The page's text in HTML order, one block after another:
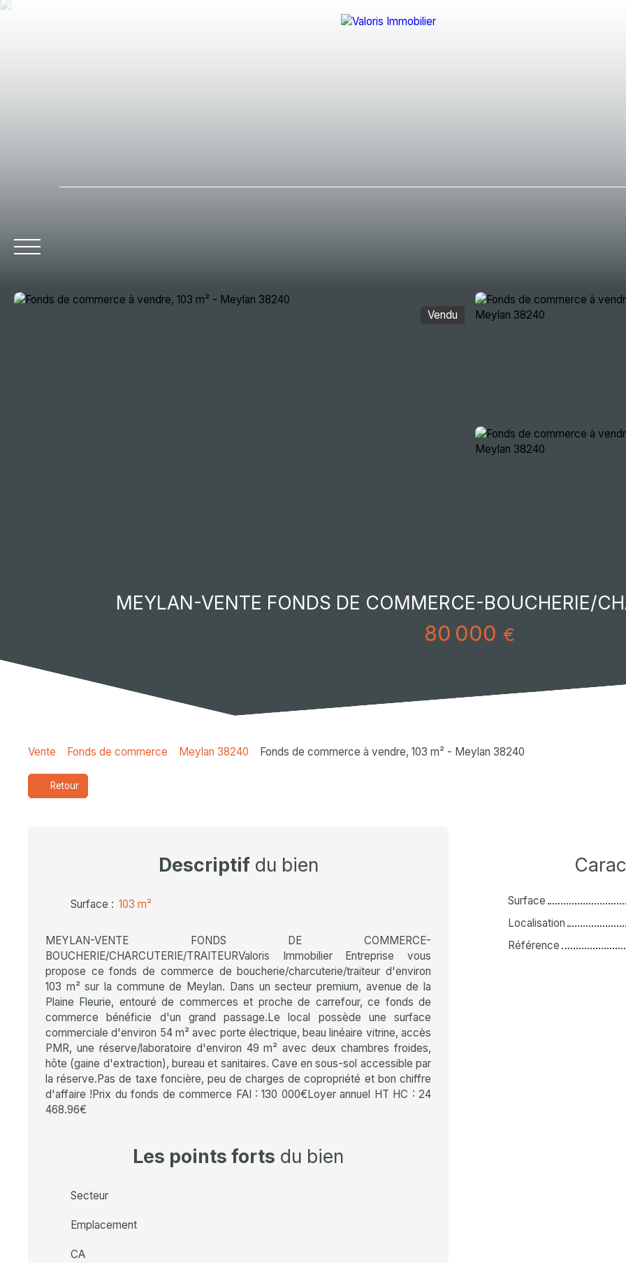
Immobilier d'entreprise Actualités
Vendu
MEYLAN-VENTE FONDS DE COMMERCE-BOUCHERIE/
80 000 €
Vente Fonds de commerce Meylan 38240 Fonds de commerce à vendre, 103 m² - Meylan 38240
Retour
Descriptifdu bien
Surface : 103 m²
MEYLAN-VENTE FONDS DE COMMERCE-
BOUCHERIE/CHARCUTERIE/TRAITEURValoris Immobilier Entreprise vous
propose ce fonds de commerce de boucherie/charcuterie/traiteur d'environ
103 m² sur la commune de Meylan. Dans un secteur premium, avenue de la
Plaine Fleurie, entouré de commerces et proche de carrefour, ce fonds de
commerce bénéficie d'un grand passage.Le local possède une surface
commerciale d'environ 54 m² avec porte électrique, beau linéaire vitrine, accès
PMR, une réserve/laboratoire d'environ 49 m² avec deux chambres froides,
hôte (gaine d'extraction), bureau et sanitaires. Cave en sous-sol accessible par
la réserve.Pas de taxe foncière, peu de charges de copropriété et bon chiffre
d'affaire !Prix du fonds de commerce FAI : 130 000€Loyer annuel HT HC : 24
468.96€
Les points forts du bien
Secteur
Emplacement
CA
Surface
Localisation
Référence